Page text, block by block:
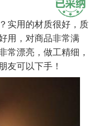
实用的材质很好，质
用，对商品非常满
常漂亮，做工精细，
友可以下手！